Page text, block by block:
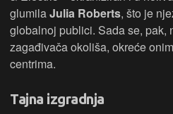
glumilaJulia Roberts, što je
globalnoj publici. Sada se, pak,
zagađivača okoliša, okreće
centrima.
Tajna izgradnja